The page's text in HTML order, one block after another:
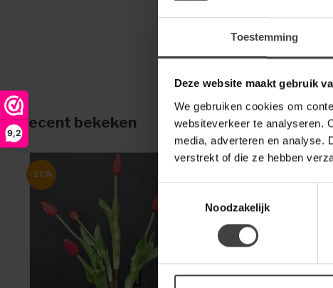
Toestemming
Deze website maakt gebruik
We gebruiken cookies om
websiteverkeer te analyseren.
media, adverteren en analyse.
verstrekt of die ze hebben
Noodzakelijk
9,2
Recent bekeken
-20%